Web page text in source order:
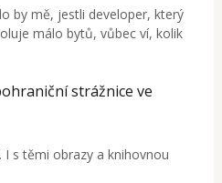
by mě, jestli developer, který
málo bytů, vůbec ví, kolik
strážnice ve
I s těmi obrazy a knihovnou